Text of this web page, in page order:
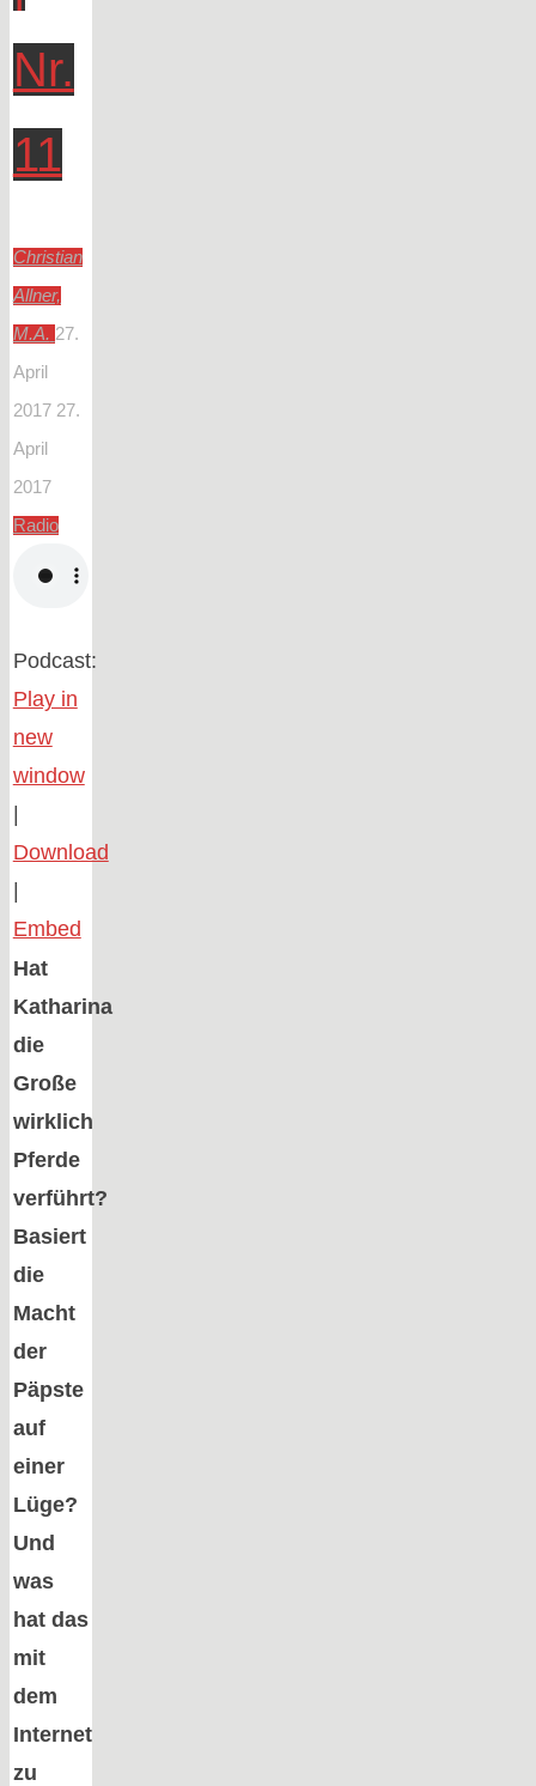
Nr.
11
Christian
Allner,
M.A. 27.
April
2017 27.
April
2017
Radio
Podcast:
Play in
new
window
|
Download
|
Embed
Hat
Katharina
die
Große
wirklich
Pferde
verführt?
Basiert
die
Macht
der
Päpste
auf
einer
Lüge?
Und
was
hat das
mit
dem
Internet
zu